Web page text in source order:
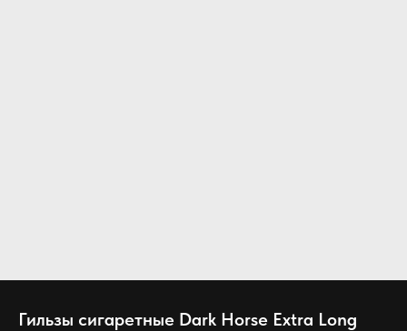
Гильзы сигаретные Dark Horse Extra Long